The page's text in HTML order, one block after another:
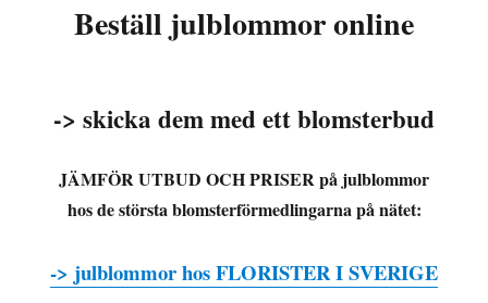
Beställ julblommor online
-> skicka dem med ett blomsterbud
JÄMFÖR UTBUD OCH PRISER på julblommor
hos de största blomsterförmedlingarna på nätet:
-> julblommor hos FLORISTER I SVERIGE